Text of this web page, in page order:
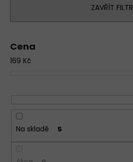
r
d
u
ZAVŘÍT FILTR
Cena
169 Kč
Na skladě 5